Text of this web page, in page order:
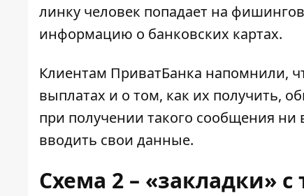
линку человек попадает на
информацию о банковских картах.
Клиентам ПриватБанка напомнили,
выплатах и о том, как их получить,
при получении такого сообщения ни
вводить свои данные.
Схема 2 – «закладки»